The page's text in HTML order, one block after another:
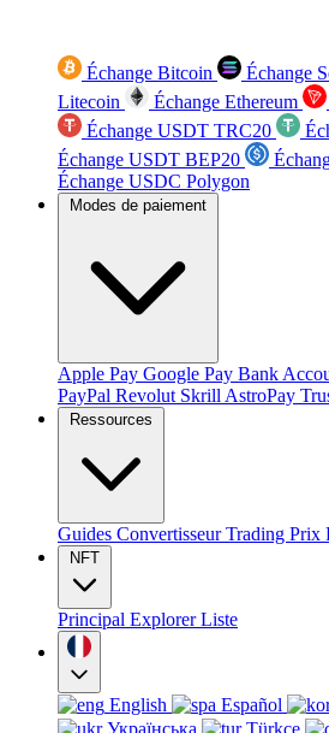
Échange Bitcoin Échange
Litecoin
Échange Ethereum
Échange USDT TRC20
Échange USDT BEP20
Échange USDC Polygon
Modes de paiement
Apple Pay Google Pay Bank
PayPal Revolut Skrill AstroPay
Ressources
Guides ConvertisseurTrading Prix
NFT
Principal ExplorerListe
English Español
Українська
Türkçe